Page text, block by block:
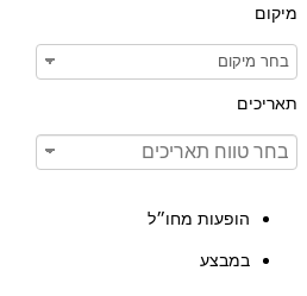
מיקום
תאריכים
הופעות מחו״ל
במבצע